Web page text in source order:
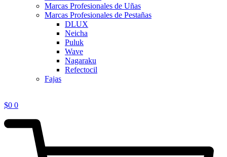
Marcas Profesionales de Uñas
Marcas Profesionales de Pestañas
DLUX
Neicha
Puluk
Wave
Nagaraku
Refectocil
Fajas
$0 0